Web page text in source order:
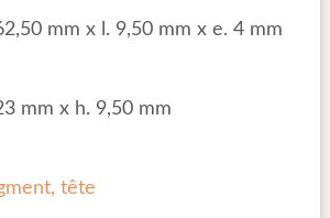
mm x l. 9,50 mm x e. 4 mm
mm x h. 9,50 mm
tête